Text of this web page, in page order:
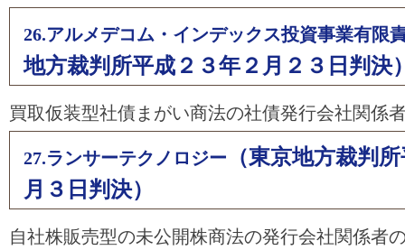
26.アルメデコム・インデックス投資事業有限
地方裁判所平成２３年２月２３日判決
買取仮装型社債まがい商法の社債発行会社関係
27.ランサーテクノロジー
（東京地方裁判
月３日判決）
自社株販売型の未公開株商法の発行会社関係者